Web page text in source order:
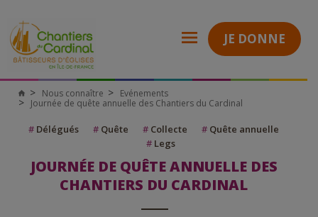
JE DONNE
Chantiers
du
Nous connaître
Evénements
Journée de quête annuelle des Chantiers du Cardinal
# Délégués # Quête # Collecte # Quête annuelle
# Legs
JOURNÉE DE QUÊTE ANNUELLE DES
CHANTIERS DU CARDINAL